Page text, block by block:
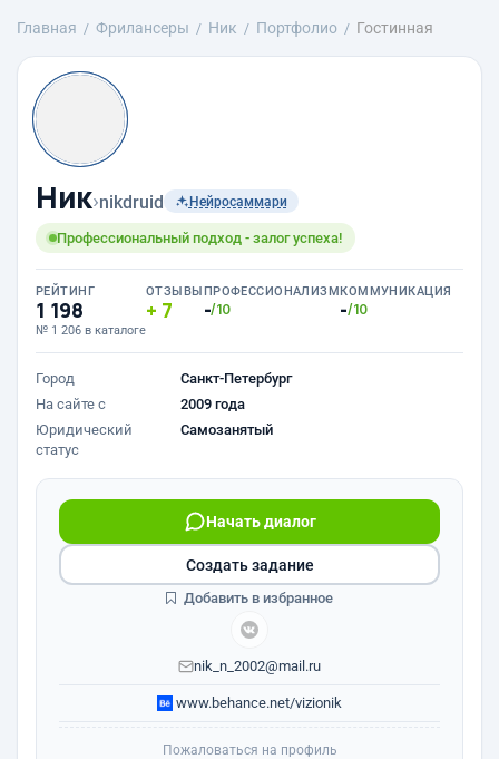
Главная Фрилансеры Ник Портфолио Гостинная
Ник›nikdruid Нейросаммари
Профессиональный подход - залог успеха!
РЕЙТИНГ
1 198
№ 1 206 в каталоге
ОТЗЫВЫ
7
ПРОФЕССИОНАЛИЗМ
-/10
КОММУНИКАЦИЯ
-/10
Город
Санкт-Петербург
На сайте с
2009 года
Юридический
статус
Самозанятый
Начать диалог
nik_n_2002@mail.ru
www.behance.net/vizionik
Создать задание
Добавить в избранное
Пожаловаться на профиль